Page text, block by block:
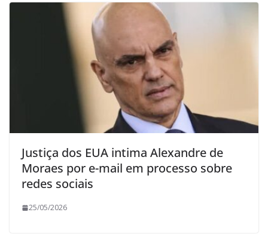
Justiça dos EUA intima Alexandre de
Moraes por e-mail em processo sobre
redes sociais
25/05/2026